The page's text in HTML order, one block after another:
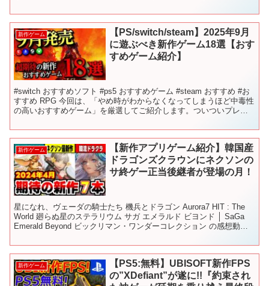
新作ゲーム
【PS/switch/steam】2025年9月
に遊ぶべき新作ゲーム18選【おす
すめゲーム紹介】
#switch おすすめソフト #ps5 おすすめゲーム #steam おすすめ #お
すすめ RPG 今回は、「やめ時がわからなくなってしまうほど中毒性
の高いおすすめゲーム」を厳選してご紹介します。ついついプレイ
新作ゲーム
【新作アプリゲーム紹介】韓国産
ドラゴンズクラウンにネクソンの
サ終ゲー正当後継者が登場の月！
星になれ、ヴェーダの騎士たち 機兵とドラゴン Aurora7 HIT : The
World 廻らぬ星のステラリウム サガ エメラルド ビヨンド │ SaGa
Emerald Beyond ビックリマン・ワンダーコレクション の感想動画
新作ゲーム
【PS5:無料】UBISOFT新作FPS
の”XDefiant”が遂に!!『約束され